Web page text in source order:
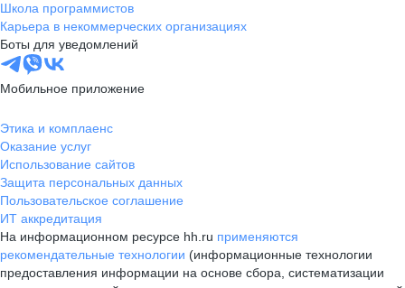
Школа программистов
Карьера в некоммерческих организациях
Боты для уведомлений
Мобильное приложение
Этика и комплаенс
Оказание услуг
Использование сайтов
Защита персональных данных
Пользовательское соглашение
ИТ аккредитация
На информационном ресурсе hh.ru применяются
рекомендательные технологии (информационные технологии
предоставления информации на основе сбора, систематизации